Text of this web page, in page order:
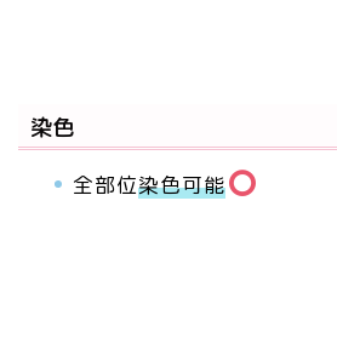
染色
全部位染色可能